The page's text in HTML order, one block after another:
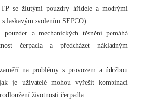
se žlutými pouzdry hřídele a modrými
laskavým svolením SEPCO)
pouzder a mechanických těsnění pomáhá
čerpadla a předcházet nákladným
na problémy s provozem a údržbou
je uživatelé mohou vyřešit kombinací
životnosti čerpadla.